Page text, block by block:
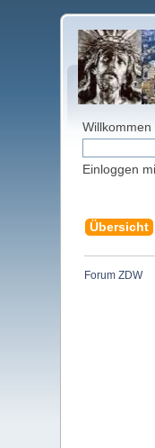
Willkommen
Einloggen
Übersicht
Forum ZDW